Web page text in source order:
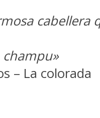
cabellera
champu»
– La colorada